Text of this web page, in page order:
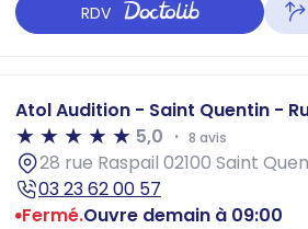
RDV
Atol Audition - Saint Quentin -
5,0
8 avis
28 rue Raspail 02100 Saint
03 23 62 00 57
Fermé.Ouvre demain à 09:00